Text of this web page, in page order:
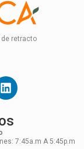
retracto
7:45a.m A 5:45p.m